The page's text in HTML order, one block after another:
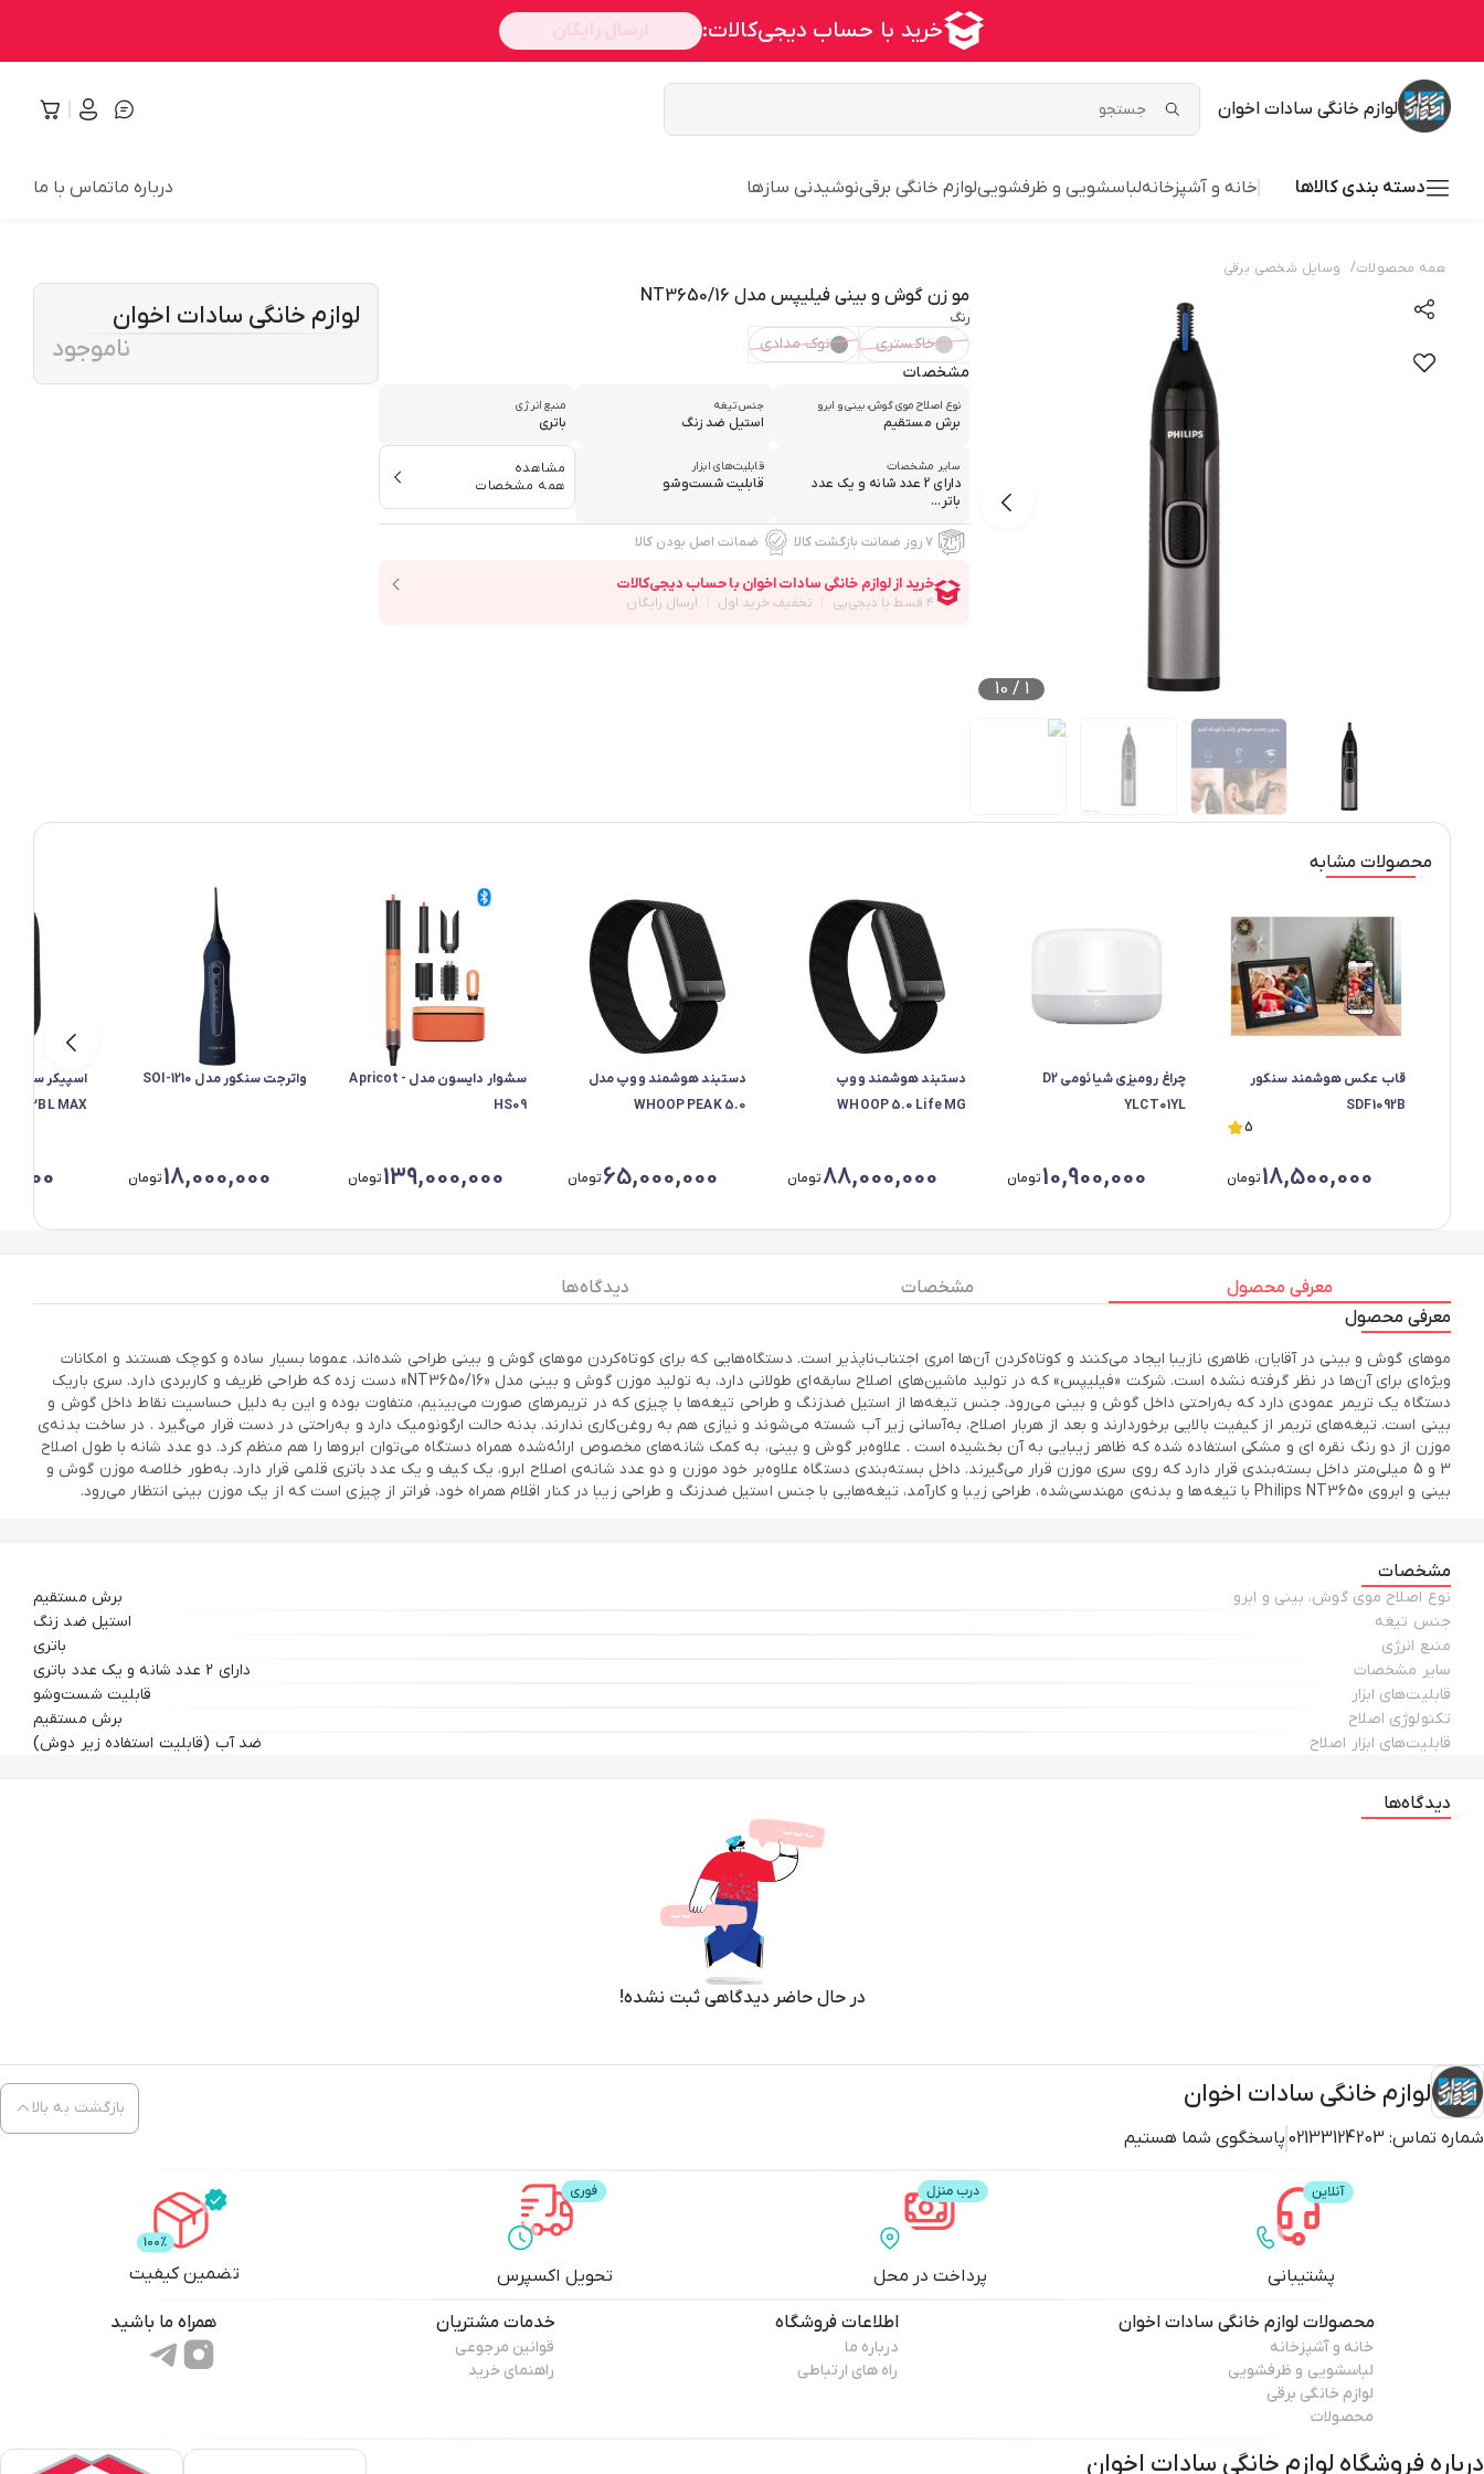
لوازم خانگی سادات اخوان
دسته بندی کالاها خانه و آشپزخانهلباسشویی و ظرفشوییلوازم خانگی برقینوشیدنی سازها درباره ماتماس با ما
همه محصولات/ وسایل شخصی برقی
1
/
10
مو زن گوش و بینی فیلیپس مدل NT3650/16
رنگ
خاکستری
نوک مدادی
مشخصات
نوع اصلاح موی گوش، بینی و ابرو
برش مستقیم
جنس تیغه
استیل ضد زنگ
منبع انرژی
باتری
سایر مشخصات
دارای 2 عدد شانه و یک عدد
باتر...
قابلیت‌های ابزار
قابلیت شست‌و‌شو
مشاهده
همه مشخصات
۷ روز ضمانت بازگشت کالا ضمانت اصل بودن کالا
لوازم خانگی سادات اخوان
ناموجود
محصولات مشابه
قاب عکس هوشمند سنکور
SDF1092B
5
18,500,000تومان
چراغ رومیزی شیائومی D2
YLCT01YL
10,900,000تومان
دستبند هوشمند ووپ
WHOOP 5.0 Life MG
88,000,000تومان
دستبند هوشمند ووپ مدل
WHOOP PEAK 5.0
65,000,000تومان
سشوار دایسون مدل Apricot -
HS09
139,000,000تومان
واترجت سنکور مدل SOI-1210
18,000,000تومان
2BL MAX
معرفی محصول مشخصات
دیدگاه ها
معرفی محصول
موهای گوش و بینی در آقایان، ظاهری نازیبا ایجاد می‌کنند و کوتاه‌کردن آن‌ها امری ‌اجتناب‌‎ناپذیر است. دستگاه‌هایی که برای کوتاه‌کردن موهای گوش و بینی طراحی شده‌اند، عموما بسیار ساده و کوچک هستند و امکانات
ویژه‌ای برای آن‌ها در نظر گرفته نشده است. شرکت «فیلیپس» که در تولید ماشین‌های اصلاح سابقه‌ای طولانی دارد، به تولید موزن گوش و بینی مدل «NT3650/16» دست زده که طراحی ظریف و کاربردی دارد. سری باریک
دستگاه یک تریمر عمودی دارد که به‌راحتی داخل گوش و بینی می‌رود. جنس تیغه‌ها از استیل ضدزنگ و طراحی تیغه‌ها با چیزی که در تریمرهای صورت می‌بینیم، متفاوت بوده و این به دلیل حساسیت نقاط داخل گوش و
بینی است. تیغه‌های تریمر از کیفیت بالایی برخوردارند و بعد از هربار اصلاح، به‌آسانی زیر آب شسته می‌شوند و نیازی هم به روغن‌کاری ندارند. بدنه حالت ارگونومیک دارد و به‌راحتی در دست قرار می‌گیرد . در ساخت بدنه‌ی
موزن از دو رنگ نقره ای و مشکی استفاده شده که ظاهر زیبایی به آن بخشیده است . علاوه‌بر گوش و بینی، به کمک شانه‌های مخصوص ارائه‌شده همراه دستگاه می‌توان ابروها را هم منظم کرد. دو عدد شانه‌ با طول اصلاح
3 و 5 میلی‌متر داخل بسته‌بندی قرار دارد که روی سری موزن قرار می‌گیرند. داخل بسته‌بندی دستگاه علاوه‌بر خود موزن و دو عدد شانه‌ی اصلاح ابرو، یک کیف و یک عدد باتری قلمی قرار دارد. به‌طور خلاصه موزن گوش و
بینی و ابروی Philips NT3650 با تیغه‌ها و بدنه‌ی مهندسی‌شده، طراحی زیبا و کارآمد، تیغه‌هایی با جنس استیل ضدزنگ و طراحی زیبا در کنار اقلام همراه خود، فراتر از چیزی است که از یک موزن بینی انتظار می‌رود.
مشخصات
نوع اصلاح موی گوش، بینی و ابرو
برش مستقیم
جنس تیغه
استیل ضد زنگ
منبع انرژی
باتری
سایر مشخصات
دارای 2 عدد شانه و یک عدد باتری
قابلیت‌های ابزار
قابلیت شست‌و‌شو
تکنولوژی اصلاح
برش مستقیم
قابلیت‌های ابزار اصلاح
ضد آب (قابلیت استفاده زیر دوش)
دیدگاه‌ها
در حال حاضر دیدگاهی ثبت نشده!
لوازم خانگی سادات اخوان
شماره تماس: 02133124203 پاسخگوی شما هستیم
بازگشت به بالا
پشتیبانی پرداخت در محل تحویل اکسپرس تضمین کیفیت
محصولاتلوازم خانگی سادات اخوان
خانه و آشپزخانه
لباسشویی و ظرفشویی
لوازم خانگی برقی
محصولات
اطلاعات فروشگاه
درباره ما
راه های ارتباطی
خدمات مشتریان
قوانین مرجوعی
راهنمای خرید
همراه ما باشید
درباره فروشگاه لوازم خانگی سادات اخوان